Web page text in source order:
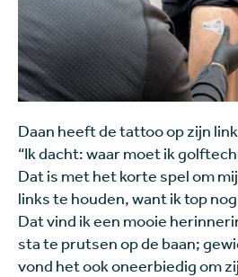
Daan heeft de tattoo op zijn
“Ik dacht: waar moet ik
Dat is met het korte spel om
links te houden, want ik top
Dat vind ik een mooie
sta te prutsen op de baan;
vond het ook oneerbiedig om